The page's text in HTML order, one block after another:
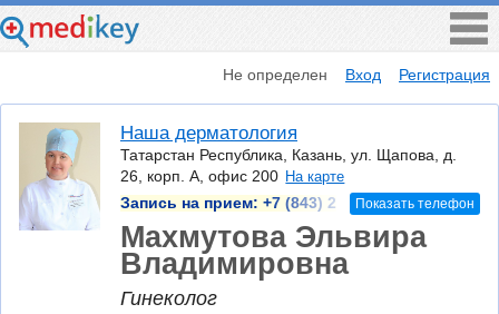
Не определен Вход Регистрация
Наша дерматология
Татарстан Республика, Казань, ул. Щапова, д.
26, корп. А, офис 200 На карте
Запись на прием: +7 (843) 2 Показать телефон
Махмутова Эльвира
Владимировна
Гинеколог